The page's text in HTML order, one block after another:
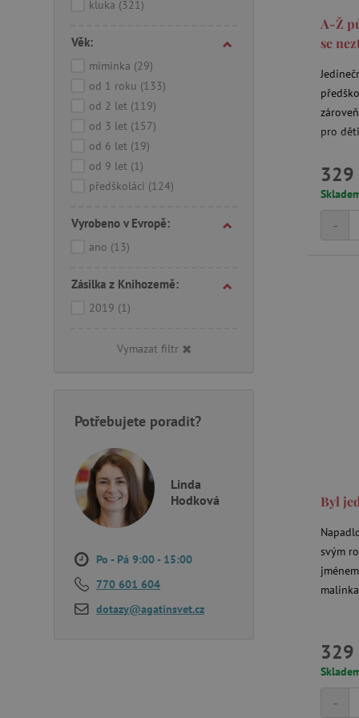
kluka (321)
Věk:
miminka (29)
od 1 roku (133)
od 2 let (119)
od 3 let (157)
od 6 let (19)
od 9 let (1)
předškoláci (124)
Vyrobeno v Evropě:
ano (13)
Zásilka z Knihozemě:
2019 (1)
Vymazat filtr
Potřebujete poradit?
Linda
Hodková
Po - Pá 9:00 - 15:00
770 601 604
dotazy@agatinsvet.cz
A-Ž
se
pro
329
-
Byl
svým
329
-
Google